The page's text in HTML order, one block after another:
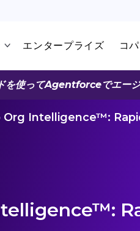
エンタープライズ コ
を使ってAgentforceでエージ
Org Intelligence™: